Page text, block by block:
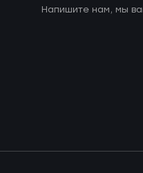
Напишите нам, мы